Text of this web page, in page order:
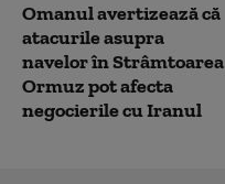
Omanul avertizează că
atacurile asupra
navelor în Strâmtoarea
Ormuz pot afecta
negocierile cu Iranul